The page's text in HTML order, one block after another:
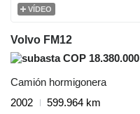
VÍDEO
Volvo FM12
COP 18.380.000
Camión hormigonera
2002
599.964 km